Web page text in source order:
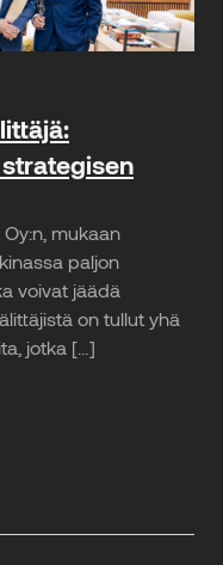
mukaan
paljon
voivat jäädä
on tullut yhä
jotka […]